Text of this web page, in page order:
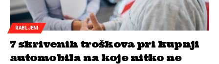
RABLJENI
7 skrivenih troškova pri kupnji
automobila na koje nitko ne